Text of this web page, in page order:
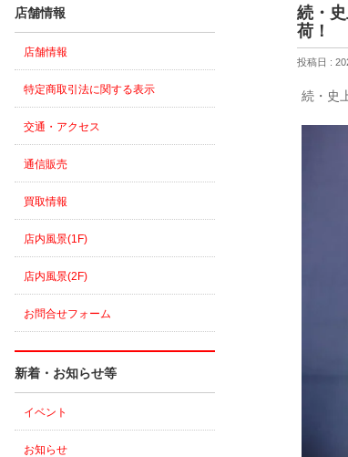
続・
荷！
投稿日 :
続・史
店舗情報
店舗情報
特定商取引法に関する表示
交通・アクセス
通信販売
買取情報
店内風景(1F)
店内風景(2F)
お問合せフォーム
新着・お知らせ等
イベント
お知らせ